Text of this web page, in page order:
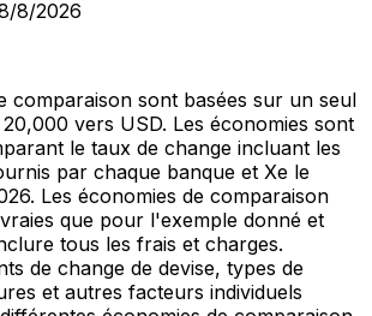
8/2026
comparaison sont basées sur un seul
vers USD. Les économies sont
le taux de change incluant les
par chaque banque et Xe le
Les économies de comparaison
que pour l'exemple donné et
tous les frais et charges.
de change de devise, types de
et autres facteurs individuels